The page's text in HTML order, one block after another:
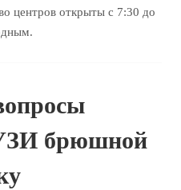
центров открыты с 7:30 до
брюшной